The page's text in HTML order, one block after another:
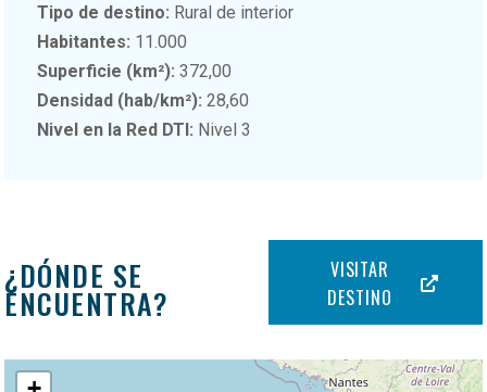
Tipo de destino: Rural de interior
Habitantes: 11.000
Superficie (km²): 372,00
Densidad (hab/km²): 28,60
Nivel en la Red DTI: Nivel 3
¿DÓNDE SE
ENCUENTRA?
VISITAR
DESTINO